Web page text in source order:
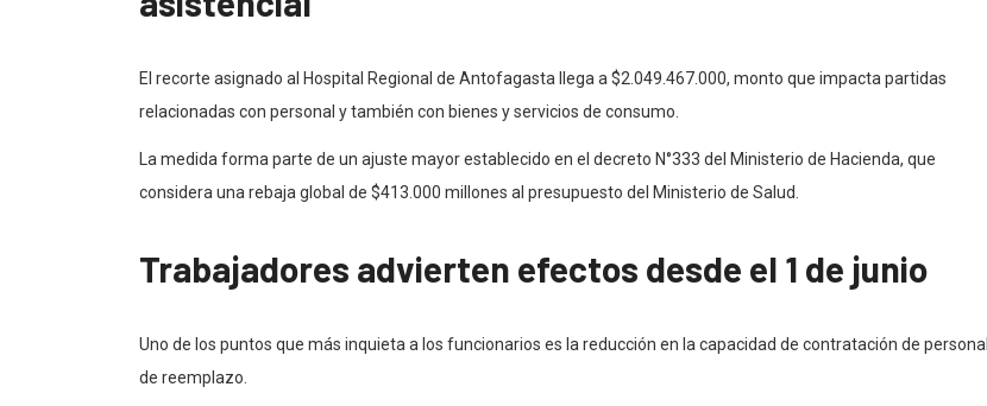
El recorte asignado al Hospital Regional de Antofagasta llega a $2.049.467.000, monto que impacta partidas
relacionadas con personal y también con bienes y servicios de consumo.
La medida forma parte de un ajuste mayor establecido en el decreto N°333 del Ministerio de Hacienda, que
considera una rebaja global de $413.000 millones al presupuesto del Ministerio de Salud.
Trabajadores advierten efectos desde el 1 de junio
Uno de los puntos que más inquieta a los funcionarios es la reducción en la capacidad de contratación de personal
de reemplazo.